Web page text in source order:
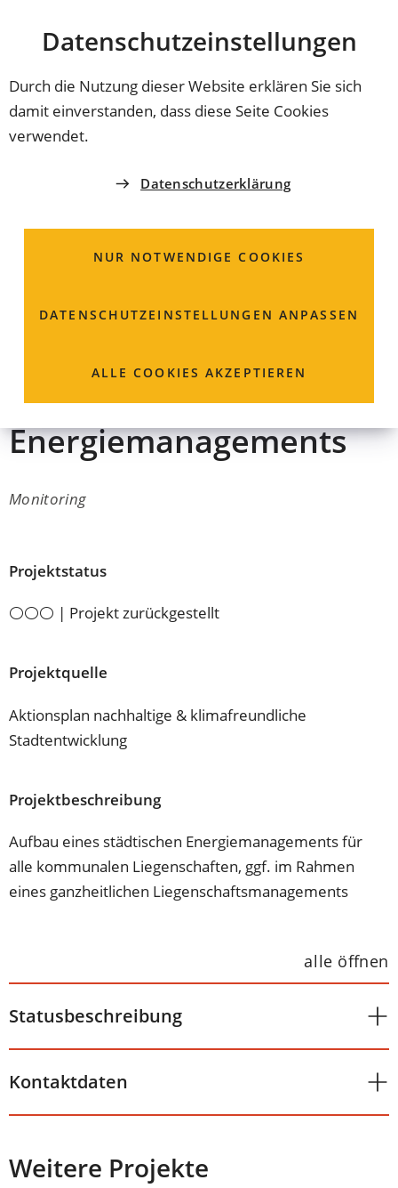
Datenschutz­einstellungen
Durch die Nutzung dieser Website erklären Sie sich
damit einverstanden, dass diese Seite Cookies
verwendet.
Datenschutzerklärung
NUR NOTWENDIGE COOKIES
DATENSCHUTZ­EINSTELLUNGEN ANPASSEN
ALLE COOKIES AKZEPTIEREN
INHALT ANSPRINGEN
Coburg
Aufbau eines
städtischen
Energiemanagements
Monitoring
Projektstatus
⚪⚪⚪ | Projekt zurückgestellt
Projektquelle
Aktionsplan nachhaltige & klimafreundliche
Stadtentwicklung
Projektbeschreibung
Aufbau eines städtischen Energiemanagements für
alle kommunalen Liegenschaften, ggf. im Rahmen
eines ganzheitlichen Liegenschaftsmanagements
alle öffnen
Statusbeschreibung
Kontaktdaten
Weitere Projekte